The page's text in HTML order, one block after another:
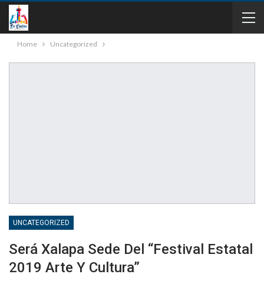
Home Uncategorized
UNCATEGORIZED
Será Xalapa Sede Del “Festival Estatal
2019 Arte Y Cultura”